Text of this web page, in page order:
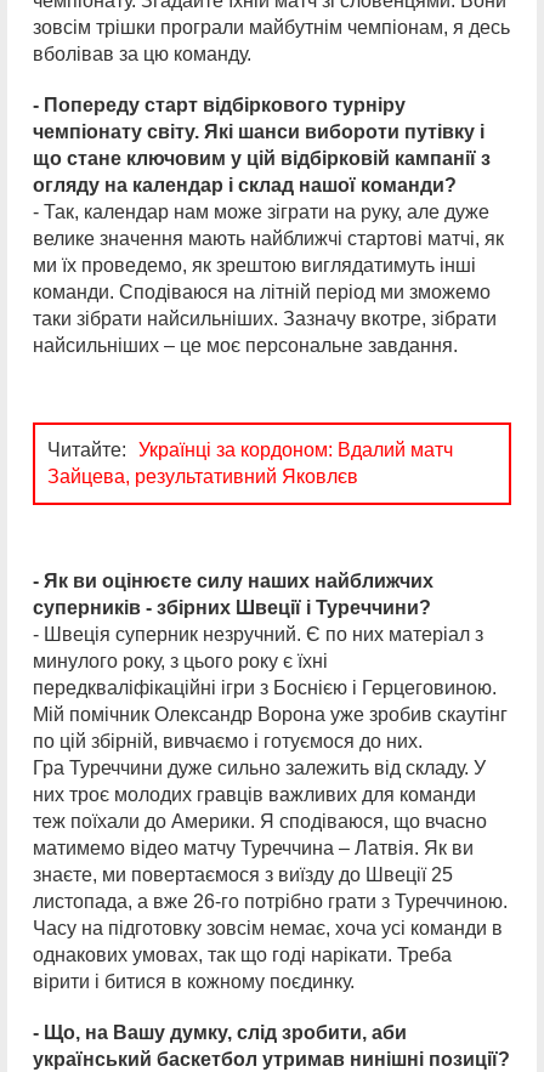
зовсім трішки програли майбутнім чемпіонам, я десь
вболівав за цю команду.
- Попереду старт відбіркового турніру
чемпіонату світу. Які шанси вибороти путівку і
що стане ключовим у цій відбірковій кампанії з
огляду на календар і склад нашої команди?
- Так, календар нам може зіграти на руку, але дуже
велике значення мають найближчі стартові матчі, як
ми їх проведемо, як зрештою виглядатимуть інші
команди. Сподіваюся на літній період ми зможемо
таки зібрати найсильніших. Зазначу вкотре, зібрати
найсильніших – це моє персональне завдання.
Читайте:
Українці за кордоном: Вдалий матч
Зайцева, результативний Яковлєв
- Як ви оцінюєте силу наших найближчих
суперників - збірних Швеції і Туреччини?
- Швеція суперник незручний. Є по них матеріал з
минулого року, з цього року є їхні
передкваліфікаційні ігри з Боснією і Герцеговиною.
Мій помічник Олександр Ворона уже зробив скаутінг
по цій збірній, вивчаємо і готуємося до них.
Гра Туреччини дуже сильно залежить від складу. У
них троє молодих гравців важливих для команди
теж поїхали до Америки. Я сподіваюся, що вчасно
матимемо відео матчу Туреччина – Латвія. Як ви
знаєте, ми повертаємося з виїзду до Швеції 25
листопада, а вже 26-го потрібно грати з Туреччиною.
Часу на підготовку зовсім немає, хоча усі команди в
однакових умовах, так що годі нарікати. Треба
вірити і битися в кожному поєдинку.
- Що, на Вашу думку, слід зробити, аби
український баскетбол утримав нинішні позиції?